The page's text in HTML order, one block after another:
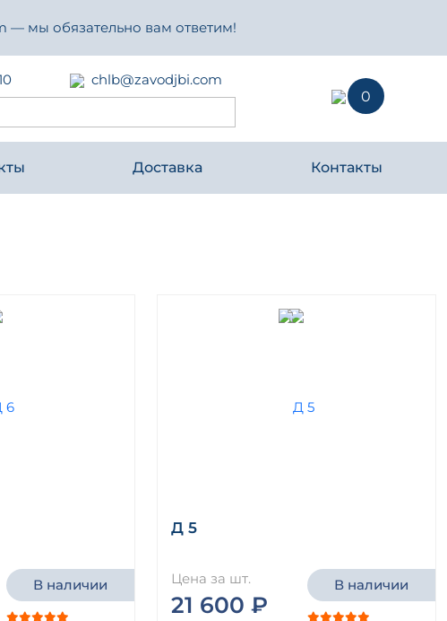
— мы обязательно вам ответим!
chlb@zavodjbi.com
0
Доставка Контакты
В наличии
Д 5
Цена за шт.
21 600 ₽
В наличии